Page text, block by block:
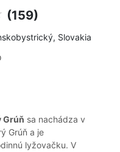
(159)
Slovakia
Grúň sa nachádza v
Grúň a je
lyžovačku. V